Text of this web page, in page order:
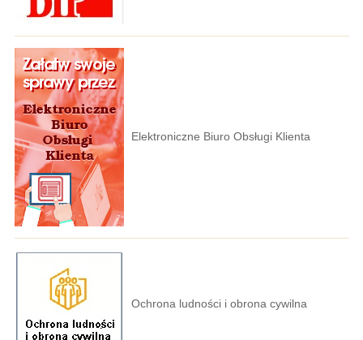
Elektroniczne Biuro Obsługi Klienta
Ochrona ludności i obrona cywilna